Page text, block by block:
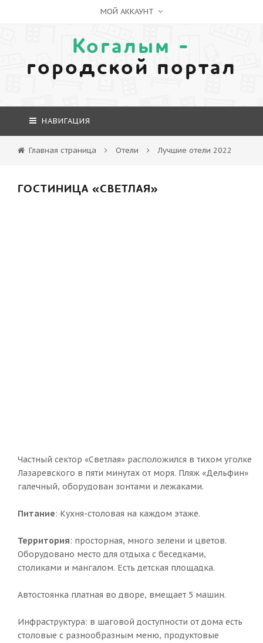
МОЙ АККАУНТ
Когалым -
городской портал
НАВИГАЦИЯ
Главная страница Отели Лучшие отели 2022
ГОСТИНИЦА «СВЕТЛАЯ»
Частный сектор «Светлая» расположился в тихом уголке
Лазаревского в пяти минутах от моря. Пляж «Дельфин»
галечный, оборудован зонтами и лежаками.
Питание: Кухня-столовая на каждом этаже.
Территория: просторная, много зелени и цветов.
Оборудовано место для отдыха с беседками,
столиками и мангалом. Есть детская площадка.
Автостоянка платная во дворе, вмещает 5 машин.
Инфраструктура: в шаговой доступности от дома есть
столовые с разнообразным меню, продуктовые